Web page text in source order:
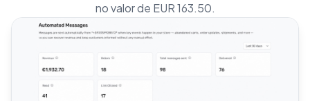
no valor de EUR 163.50.